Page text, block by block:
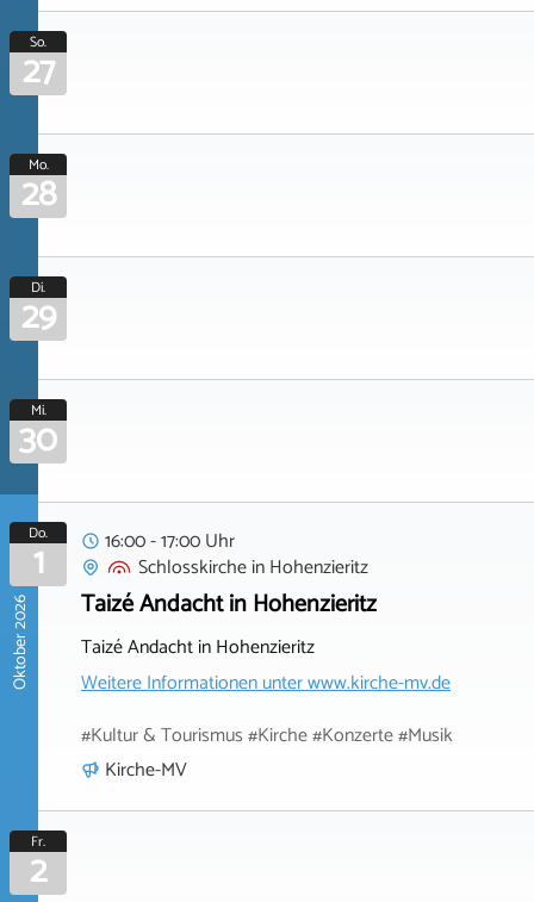
So.
27
Mo.
28
Di.
29
Mi.
30
Oktober 2026
Do.
1
16:00 - 17:00 Uhr
SchlosskircheinHohenzieritz
Taizé Andacht in Hohenzieritz
Taizé Andacht in Hohenzieritz
Weitere Informationen unterwww.kirche-mv.de
#Kultur & Tourismus #Kirche #Konzerte #Musik
Kirche-MV
Fr.
2